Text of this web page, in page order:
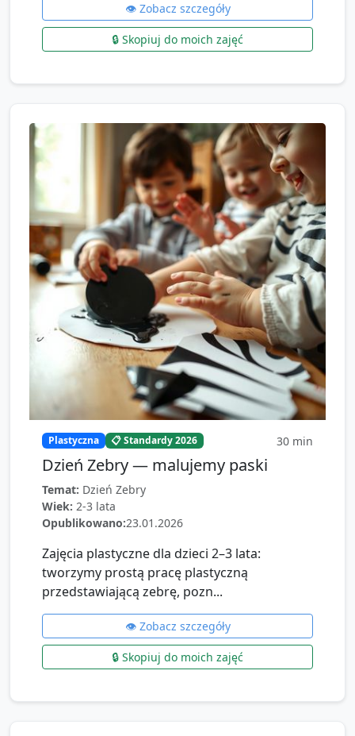
👁️ Zobacz szczegóły
🔒 Skopiuj do moich zajęć
Plastyczna 📋 Standardy 2026 30 min
Dzień Zebry — malujemy paski
Temat: Dzień Zebry
Wiek: 2-3 lata
Opublikowano:23.01.2026
Zajęcia plastyczne dla dzieci 2–3 lata:
tworzymy prostą pracę plastyczną
przedstawiającą zebrę, pozn...
👁️ Zobacz szczegóły
🔒 Skopiuj do moich zajęć